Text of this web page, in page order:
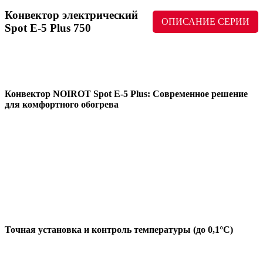
Конвектор электрический
Spot E-5 Plus 750
ОПИСАНИЕ СЕРИИ
Конвектор NOIROT Spot E-5 Plus: Современное решение
для комфортного обогрева
Точная установка и контроль температуры (до 0,1°C)